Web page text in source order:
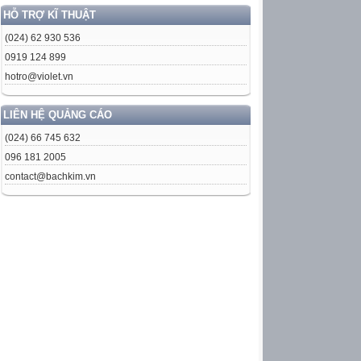
HỖ TRỢ KĨ THUẬT
(024) 62 930 536
0919 124 899
hotro@violet.vn
LIÊN HỆ QUẢNG CÁO
(024) 66 745 632
096 181 2005
contact@bachkim.vn